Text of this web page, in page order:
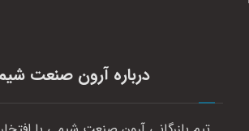
درباره آرون صنعت